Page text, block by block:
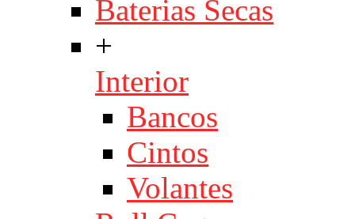
Baterias Secas
+
Interior
Bancos
Cintos
Volantes